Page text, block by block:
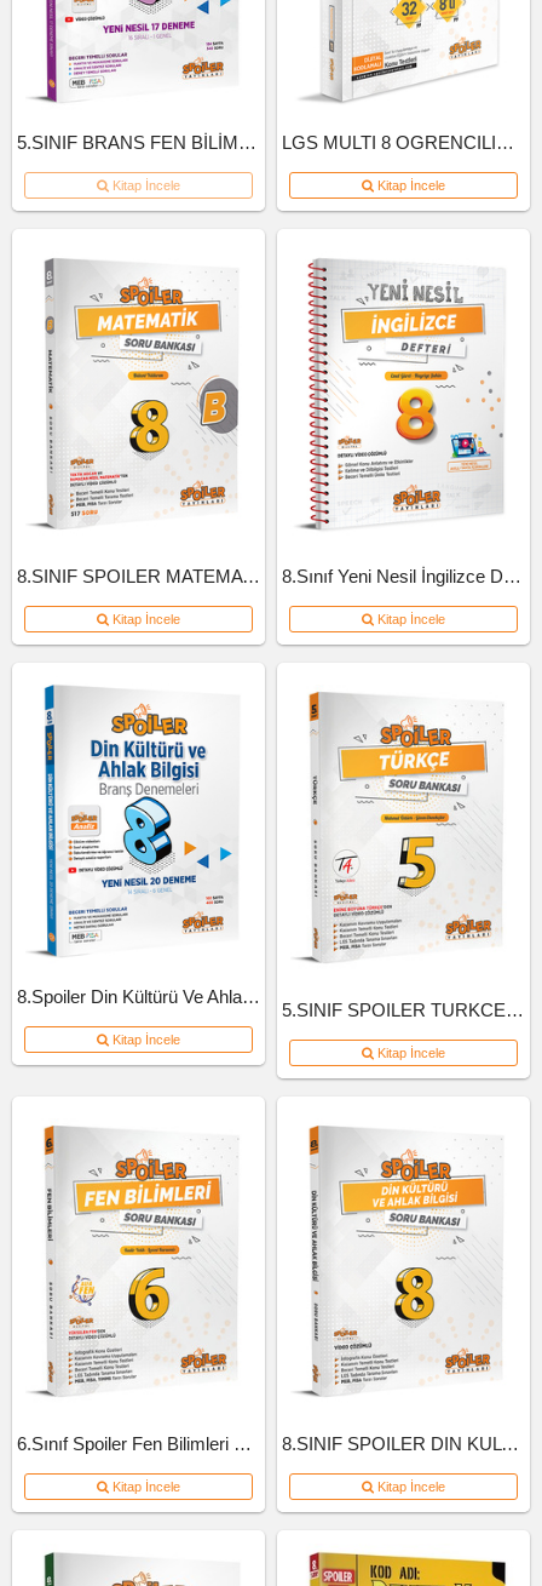
5.SINIF BRANS FEN BİLİMLERİ DENEME
Kitap İncele
LGS MULTI 8 OGRENCILIK KUTU INGILIZCE
Kitap İncele
8.SINIF SPOILER MATEMATIK SB B-KITAP
Kitap İncele
8.Sınıf Yeni Nesil İngilizce Defteri
Kitap İncele
8.Spoiler Din Kültürü Ve Ahlak Bil Branş Deneme
Kitap İncele
5.SINIF SPOILER TURKCE SB 2022
Kitap İncele
6.Sınıf Spoiler Fen Bilimleri Soru Bankası
Kitap İncele
8.SINIF SPOILER DIN KULTURU SB
Kitap İncele